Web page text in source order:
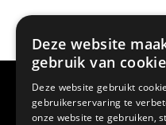
Deze website
gebruik van
Deze website gebruikt
gebruikerservaring te
onze website te gebruiken,